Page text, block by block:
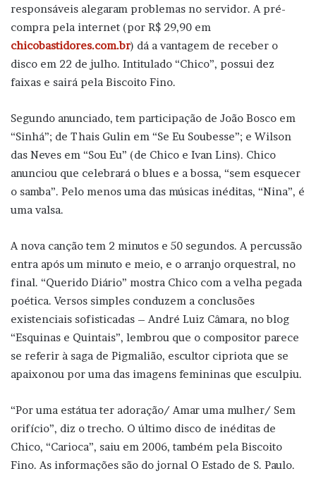
responsáveis alegaram problemas no servidor. A pré-
compra pela internet (por R$ 29,90 em
chicobastidores.com.br) dá a vantagem de receber o
disco em 22 de julho. Intitulado “Chico”, possui dez
faixas e sairá pela Biscoito Fino.
Segundo anunciado, tem participação de João Bosco em
“Sinhá”; de Thais Gulin em “Se Eu Soubesse”; e Wilson
das Neves em “Sou Eu” (de Chico e Ivan Lins). Chico
anunciou que celebrará o blues e a bossa, “sem esquecer
o samba”. Pelo menos uma das músicas inéditas, “Nina”, é
uma valsa.
A nova canção tem 2 minutos e 50 segundos. A percussão
entra após um minuto e meio, e o arranjo orquestral, no
final. “Querido Diário” mostra Chico com a velha pegada
poética. Versos simples conduzem a conclusões
existenciais sofisticadas – André Luiz Câmara, no blog
“Esquinas e Quintais”, lembrou que o compositor parece
se referir à saga de Pigmalião, escultor cipriota que se
apaixonou por uma das imagens femininas que esculpiu.
“Por uma estátua ter adoração/ Amar uma mulher/ Sem
orifício”, diz o trecho. O último disco de inéditas de
Chico, “Carioca”, saiu em 2006, também pela Biscoito
Fino. As informações são do jornal O Estado de S. Paulo.